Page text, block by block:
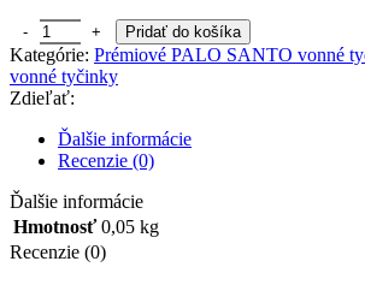
množstvo Golden Palo Santo vonné tyčinky -
Pridať do košíka
Kategórie: Prémiové PALO SANTO vonné
vonné tyčinky
Zdieľať:
Ďalšie informácie
Recenzie (0)
Ďalšie informácie
Hmotnosť 0,05 kg
Recenzie (0)